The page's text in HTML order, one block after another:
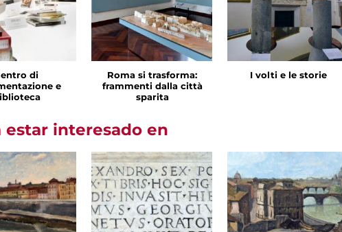
di
e
Roma si trasforma:
frammenti dalla città
sparita
I volti e le storie
interesado en